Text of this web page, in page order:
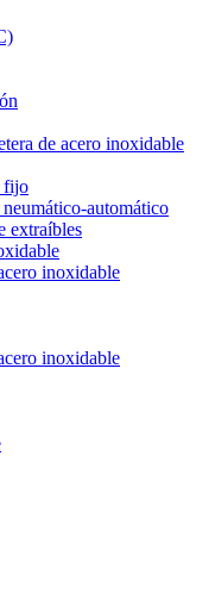
de acero inoxidable
fijo
automático
extraíbles
inoxidable
inoxidable